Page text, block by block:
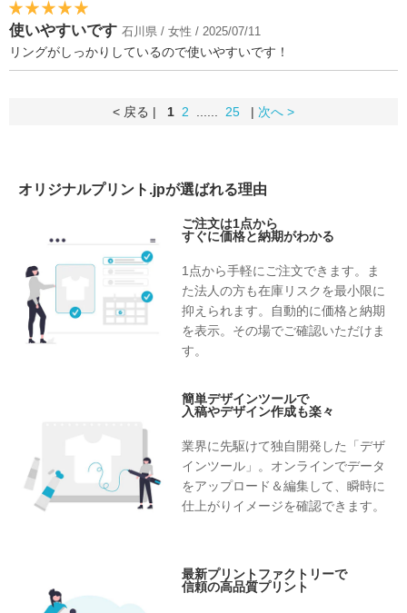
使いやすいです 石川県 / 女性 / 2025/07/11
リングがしっかりしているので使いやすいです！
< 戻る | 1 2 25 | 次へ >
オリジナルプリント.jpが選ばれる理由
ご注文は1点から
すぐに価格と納期がわかる
1点から手軽にご注文できます。ま
た法人の方も在庫リスクを最小限に
抑えられます。自動的に価格と納期
を表示。その場でご確認いただけま
す。
簡単デザインツールで
入稿やデザイン作成も楽々
業界に先駆けて独自開発した「デザ
インツール」。オンラインでデータ
をアップロード＆編集して、瞬時に
仕上がりイメージを確認できます。
最新プリントファクトリーで
信頼の高品質プリント